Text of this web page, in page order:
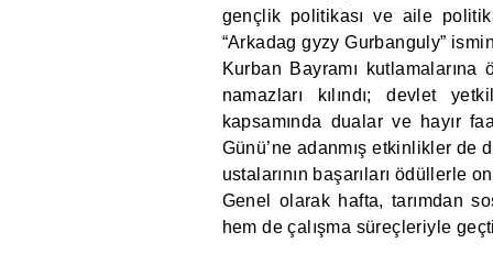
gençlik politikası ve aile
“Arkadag gyzy Gurbanguly”
Kurban Bayramı
namazları kılındı; devlet
kapsamında dualar ve hayır
Günü’ne adanmış etkinlikler de
ustalarının başarıları ödüllerle
Genel olarak hafta, tarımdan
hem de çalışma süreçleriyle